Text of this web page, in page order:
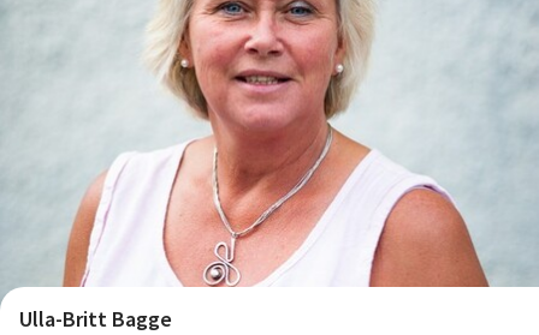
Lyssna
Ulla-Britt Bagge